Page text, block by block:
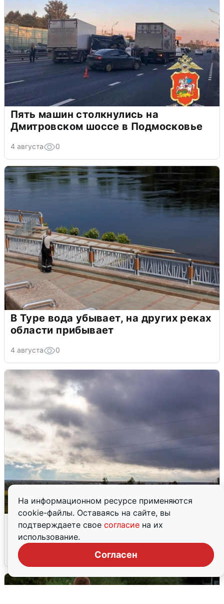
На информационном ресурсе применяются
cookie-файлы. Оставаясь на сайте, вы
подтверждаете свое согласие на их
использование.
Согласен
Пять машин столкнулись на
Дмитровском шоссе в Подмосковье
4 августа 0
В Туре вода убывает, на других реках
области прибывает
4 августа 0
Над ХМАО впервые сбили
беспилотники
3 августа